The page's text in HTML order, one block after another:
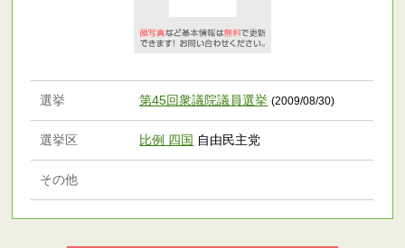
選挙 第45回衆議院議員選挙 (2009/08/30)
選挙区 比例 四国 自由民主党
その他